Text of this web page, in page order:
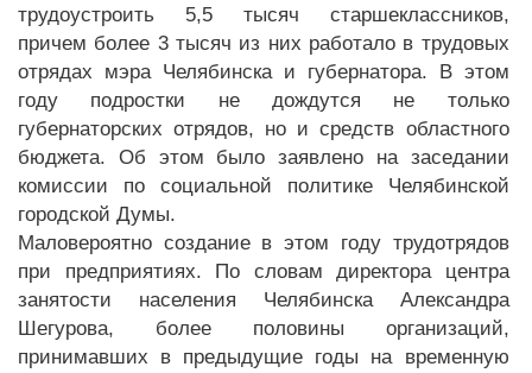
трудоустроить 5,5 тысяч старшеклассников,
причем более 3 тысяч из них работало в трудовых
отрядах мэра Челябинска и губернатора. В этом
году подростки не дождутся не только
губернаторских отрядов, но и средств областного
бюджета. Об этом было заявлено на заседании
комиссии по социальной политике Челябинской
городской Думы.
Маловероятно создание в этом году трудотрядов
при предприятиях. По словам директора центра
занятости населения Челябинска Александра
Шегурова, более половины организаций,
принимавших в предыдущие годы на временную